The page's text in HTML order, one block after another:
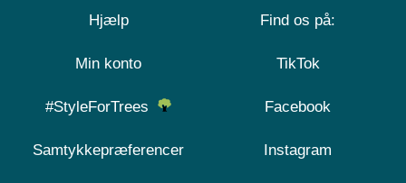
Hjælp
Min konto
#StyleForTrees
Samtykkepræferencer
Find os på:
TikTok
Facebook
Instagram